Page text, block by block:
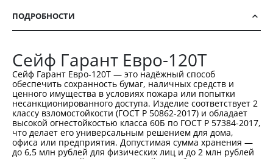
ПОДРОБНОСТИ
Сейф Гарант Евро-120T
Сейф Гарант Евро-120T — это надёжный способ
обеспечить сохранность бумаг, наличных средств и
ценного имущества в условиях пожара или попытки
несанкционированного доступа. Изделие соответствует 2
классу взломостойкости (ГОСТ Р 50862-2017) и обладает
высокой огнестойкостью класса 60Б по ГОСТ Р 57384-2017,
что делает его универсальным решением для дома,
офиса или предприятия. Допустимая сумма хранения —
до 6,5 млн рублей для физических лиц и до 2 млн рублей